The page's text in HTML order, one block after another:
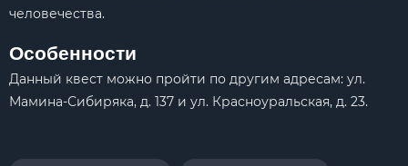
человечества.
Особенности
Данный квест можно пройти по другим адресам: ул.
Мамина-Сибиряка, д. 137 и ул. Красноуральская, д. 23.